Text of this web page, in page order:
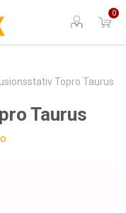
0
Topro Taurus
Taurus